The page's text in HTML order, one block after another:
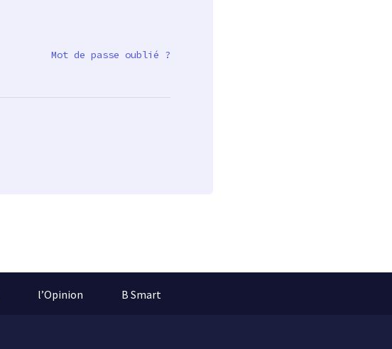
Mot de passe oublié ?
l’Opinion B Smart